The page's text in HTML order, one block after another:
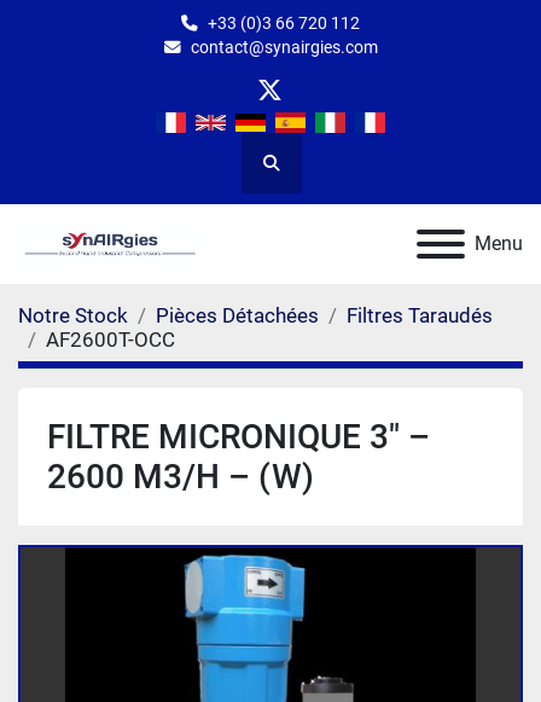
+33 (0)3 66 720 112
contact@synairgies.com
twitter
Rechercher
Menu
Notre Stock Pièces Détachées
Filtres Taraudés
AF2600T-OCC
FILTRE MICRONIQUE 3″ –
2600 M3/H – (W)